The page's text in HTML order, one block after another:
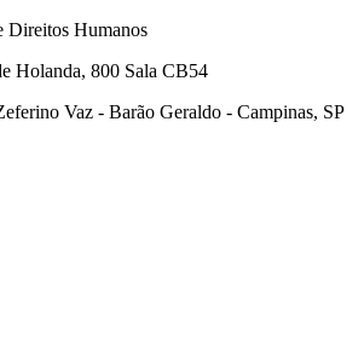
Direitos Humanos
Holanda, 800 Sala CB54
Vaz - Barão Geraldo - Campinas, SP